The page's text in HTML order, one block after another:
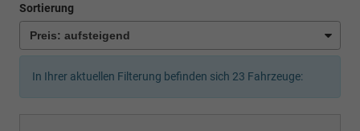
Sortierung
In Ihrer aktuellen Filterung befinden sich 23 Fahrzeuge: